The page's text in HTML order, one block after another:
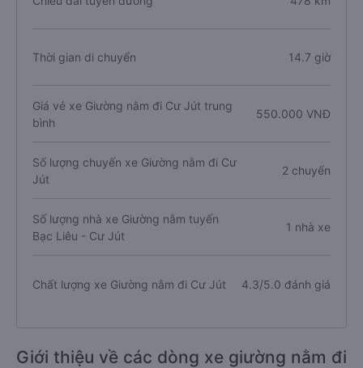
Thời gian di chuyển 14.7 giờ
Giá vé xe Giường nằm đi Cư Jút trung
bình
550.000 VNĐ
Số lượng chuyến xe Giường nằm đi Cư
Jút
2 chuyến
Số lượng nhà xe Giường nằm tuyến
Bạc Liêu - Cư Jút
1 nhà xe
Chất lượng xe Giường nằm đi Cư Jút 4.3/5.0 đánh giá
Giới thiệu về các dòng xe giường nằm đi